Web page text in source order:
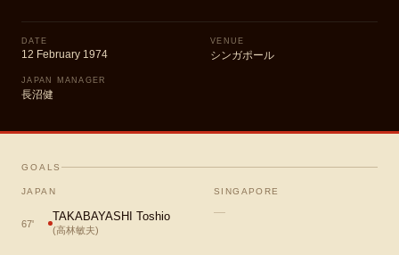
DATE
12 February 1974
VENUE
シンガポール
JAPAN MANAGER
長沼健
GOALS
JAPAN
67'
TAKABAYASHI Toshio
(高林敏夫)
SINGAPORE
—